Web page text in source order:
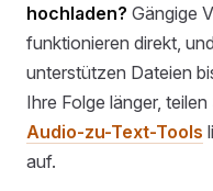
hochladen? Gängige
funktionieren direkt,
unterstützen Dateien
Ihre Folge länger,
Audio-zu-Text-Tools
auf.